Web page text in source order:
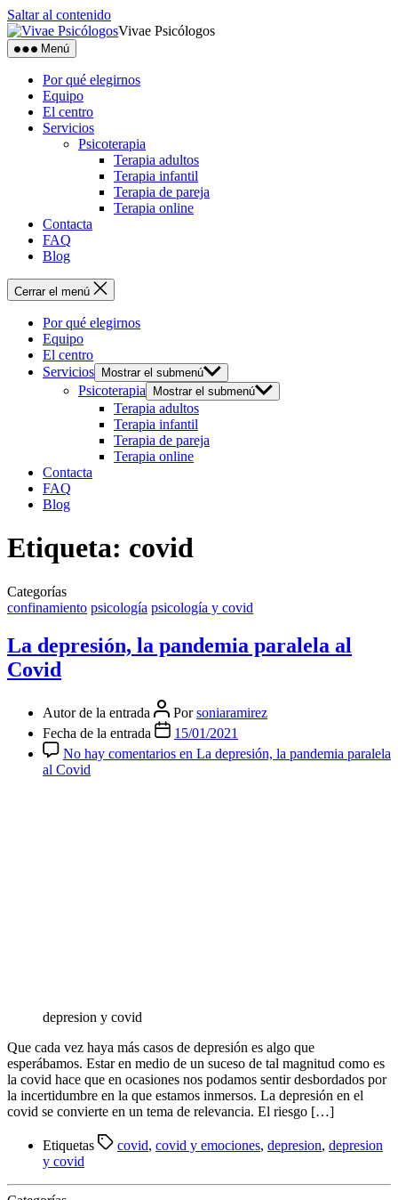
Saltar al contenido
Vivae Psicólogos
Menú
Por qué elegirnos
Equipo
El centro
Servicios
Psicoterapia
Terapia adultos
Terapia infantil
Terapia de pareja
Terapia online
Contacta
FAQ
Blog
Cerrar el menú
Por qué elegirnos
Equipo
El centro
Servicios
Mostrar el submenú
Psicoterapia Mostrar el submenú
Terapia adultos
Terapia infantil
Terapia de pareja
Terapia online
Contacta
FAQ
Blog
Etiqueta: covid
Categorías
confinamiento psicología psicología y covid
La depresión, la pandemia paralela al
Covid
Autor de la entrada Porsoniaramirez
Fecha de la entrada
15/01/2021
No hay comentarios en La depresión, la pandemia paralela
al Covid
depresion y covid
Que cada vez haya más casos de depresión es algo que
esperábamos. Estar en medio de un suceso de tal magnitud como es
la covid hace que en ocasiones nos podamos sentir desbordados por
la incertidumbre en la que estamos inmersos. La depresión en el
covid se convierte en un tema de relevancia. El riesgo […]
Etiquetas covid, covid y emociones, depresion, depresion
y covid